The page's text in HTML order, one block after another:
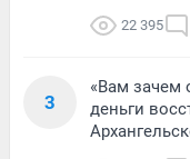
22 395
3
«Вам зачем
деньги